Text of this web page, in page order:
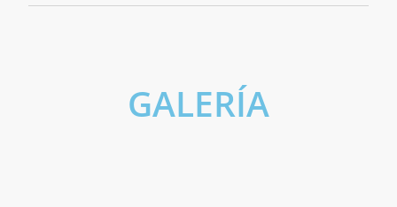
GALERÍA